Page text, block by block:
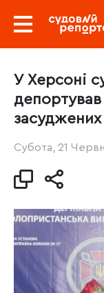
У Херсоні
засуджених
Субота, 21